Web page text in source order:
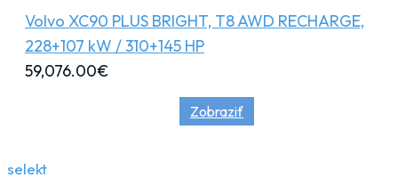
Volvo XC90 PLUS BRIGHT, T8 AWD RECHARGE,
228+107 kW / 310+145 HP
59,076.00€
Zobraziť
selekt